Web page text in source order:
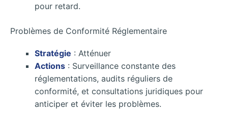
pour retard.
Problèmes de Conformité Réglementaire
Stratégie : Atténuer
Actions : Surveillance constante des
réglementations, audits réguliers de
conformité, et consultations juridiques pour
anticiper et éviter les problèmes.